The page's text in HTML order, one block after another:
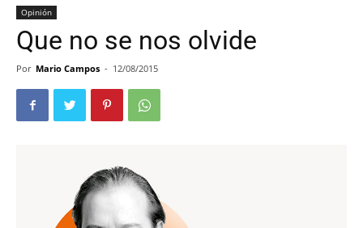
Opinión
Que no se nos olvide
Por Mario Campos - 12/08/2015